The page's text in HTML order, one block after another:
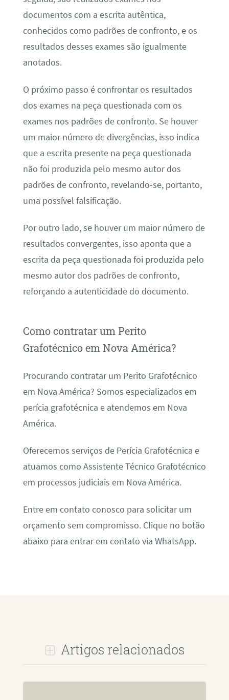
documentos com a escrita autêntica,
conhecidos como padrões de confronto, e os
resultados desses exames são igualmente
anotados.
O próximo passo é confrontar os resultados
dos exames na peça questionada com os
exames nos padrões de confronto. Se houver
um maior número de divergências, isso indica
que a escrita presente na peça questionada
não foi produzida pelo mesmo autor dos
padrões de confronto, revelando-se, portanto,
uma possível falsificação.
Por outro lado, se houver um maior número de
resultados convergentes, isso aponta que a
escrita da peça questionada foi produzida pelo
mesmo autor dos padrões de confronto,
reforçando a autenticidade do documento.
Como contratar um Perito
Grafotécnico em Nova América?
Procurando contratar um Perito Grafotécnico
em Nova América? Somos especializados em
perícia grafotécnica e atendemos em Nova
América.
Oferecemos serviços de Perícia Grafotécnica e
atuamos como Assistente Técnico Grafotécnico
em processos judiciais em Nova América.
Entre em contato conosco para solicitar um
orçamento sem compromisso. Clique no botão
abaixo para entrar em contato via WhatsApp.
Artigos relacionados